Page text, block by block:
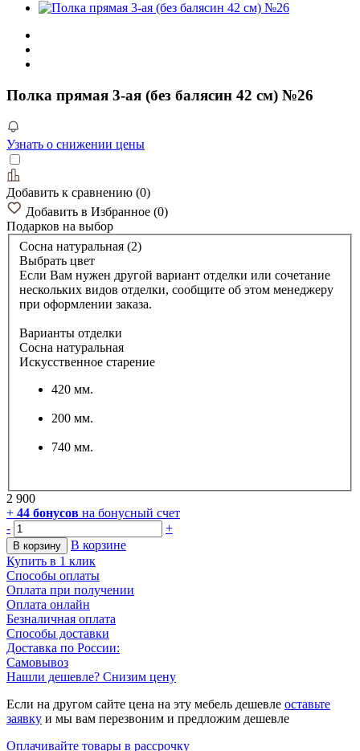
Полка прямая 3-ая (без балясин 42 см) №26
Узнать о снижении цены
Добавить к сравнению (0)
Добавить в Избранное (0)
Подарков на выбор
Сосна натуральная (2)
Выбрать цвет
Если Вам нужен другой вариант отделки или сочетание
нескольких видов отделки, сообщите об этом менеджеру
при оформлении заказа.
Варианты отделки
Сосна натуральная
Искусственное старение
420 мм.
200 мм.
740 мм.
2 900
+ 44 бонусов на бонусный счет
-
+
В корзину
В корзине
Купить в 1 клик
Способы оплаты
Оплата при получении
Оплата онлайн
Безналичная оплата
Способы доставки
Доставка по России:
Самовывоз
Нашли дешевле? Снизим цену
Если на другом сайте цена на эту мебель дешевле оставьте
заявку и мы вам перезвоним и предложим дешевле
Оплачивайте товары в рассрочку